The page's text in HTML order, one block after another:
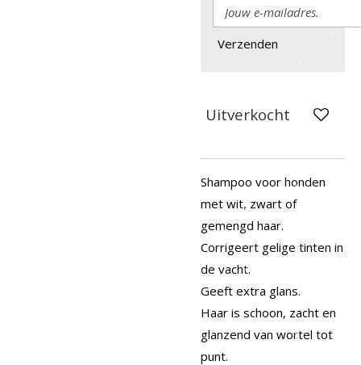
Verzenden
Uitverkocht
Shampoo voor honden
met wit, zwart of
gemengd haar.
Corrigeert gelige tinten in
de vacht.
Geeft extra glans.
Haar is schoon, zacht en
glanzend van wortel tot
punt.